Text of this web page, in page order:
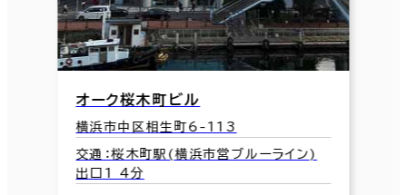
オーク桜木町ビル
横浜市中区相生町6-113
交通：桜木町駅(横浜市営ブルーライン)
出口1 4分